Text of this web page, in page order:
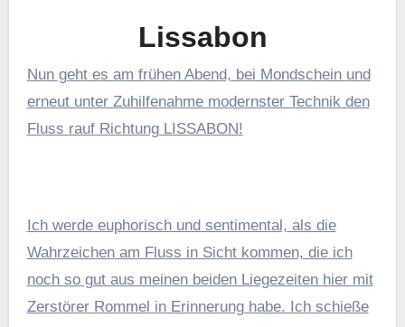
Lissabon
Nun geht es am frühen Abend, bei Mondschein und
erneut unter Zuhilfenahme modernster Technik den
Fluss rauf Richtung LISSABON!
Ich werde euphorisch und sentimental, als die
Wahrzeichen am Fluss in Sicht kommen, die ich
noch so gut aus meinen beiden Liegezeiten hier mit
Zerstörer Rommel in Erinnerung habe. Ich schieße